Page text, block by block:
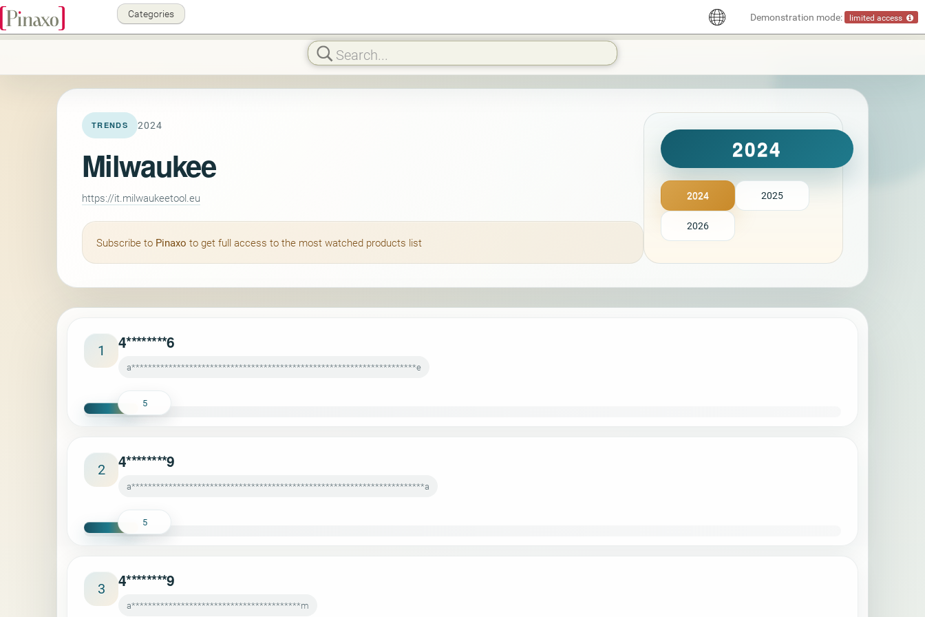
Demonstration mode: limited access
Categories
TRENDS 2024
Milwaukee
https://it.milwaukeetool.eu
Subscribe to Pinaxo to get full access to the most watched products list
2024
2024 2025
2026
1 4********6
a*********************************************************************e
5
2 4********9
a***********************************************************************a
5
3 4********9
a*****************************************m